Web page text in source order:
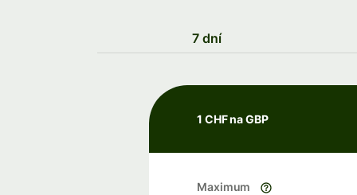
7 dní
1 CHF na GBP
Maximum